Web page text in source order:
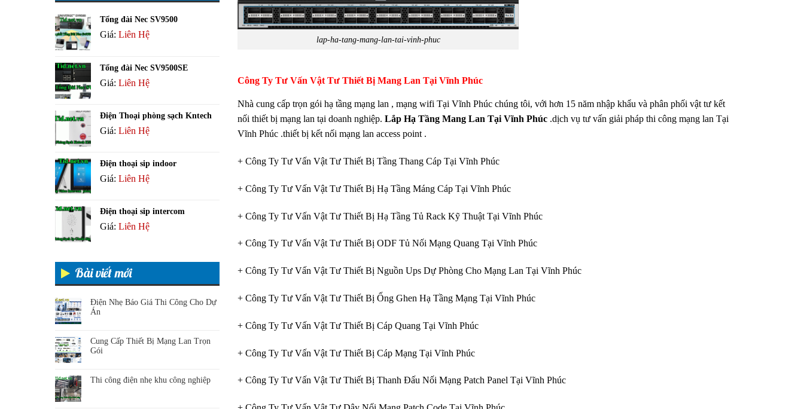
Tổng đài Nec SV9500
Giá: Liên Hệ
Tổng đài Nec SV9500SE
Giá: Liên Hệ
Điện Thoại phòng sạch Kntech
Giá: Liên Hệ
Điện thoại sip indoor
Giá: Liên Hệ
Điện thoại sip intercom
Giá: Liên Hệ
Bài viết mới
Điện Nhẹ Báo Giá Thi Công Cho Dự
Án
Cung Cấp Thiết Bị Mạng Lan Trọn
Gói
Thi công điện nhẹ khu công nghiệp
lap-ha-tang-mang-lan-tai-vinh-phuc
Công Ty Tư Vấn Vật Tư Thiết Bị Mang Lan Tại Vĩnh Phúc
Nhà cung cấp trọn gói hạ tầng mạng lan , mạng wifi Tại Vĩnh Phúc chúng tôi, với hơn 15 năm nhập khẩu và phân phối vật tư kết
nối thiết bị mạng lan tại doanh nghiệp. Lắp Hạ Tầng Mang Lan Tại Vĩnh Phúc .dịch vụ tư vấn giải pháp thi công mạng lan Tại
Vĩnh Phúc .thiết bị kết nối mạng lan access point .
+ Công Ty Tư Vấn Vật Tư Thiết Bị Tầng Thang Cáp Tại Vĩnh Phúc
+ Công Ty Tư Vấn Vật Tư Thiết Bị Hạ Tầng Máng Cáp Tại Vĩnh Phúc
+ Công Ty Tư Vấn Vật Tư Thiết Bị Hạ Tầng Tủ Rack Kỹ Thuật Tại Vĩnh Phúc
+ Công Ty Tư Vấn Vật Tư Thiết Bị ODF Tủ Nối Mạng Quang Tại Vĩnh Phúc
+ Công Ty Tư Vấn Vật Tư Thiết Bị Nguồn Ups Dự Phòng Cho Mạng Lan Tại Vĩnh Phúc
+ Công Ty Tư Vấn Vật Tư Thiết Bị Ống Ghen Hạ Tầng Mạng Tại Vĩnh Phúc
+ Công Ty Tư Vấn Vật Tư Thiết Bị Cáp Quang Tại Vĩnh Phúc
+ Công Ty Tư Vấn Vật Tư Thiết Bị Cáp Mạng Tại Vĩnh Phúc
+ Công Ty Tư Vấn Vật Tư Thiết Bị Thanh Đấu Nối Mạng Patch Panel Tại Vĩnh Phúc